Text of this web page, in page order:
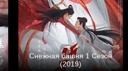
Снежная башня 1 Сезон
(2019)